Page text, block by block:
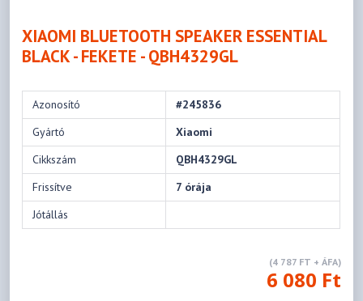
XIAOMI BLUETOOTH SPEAKER ESSENTIAL
BLACK - FEKETE - QBH4329GL
Azonosító
#245836
Gyártó
Xiaomi
Cikkszám
QBH4329GL
Frissítve
7 órája
Jótállás
(4 787 FT + ÁFA)
6 080 Ft